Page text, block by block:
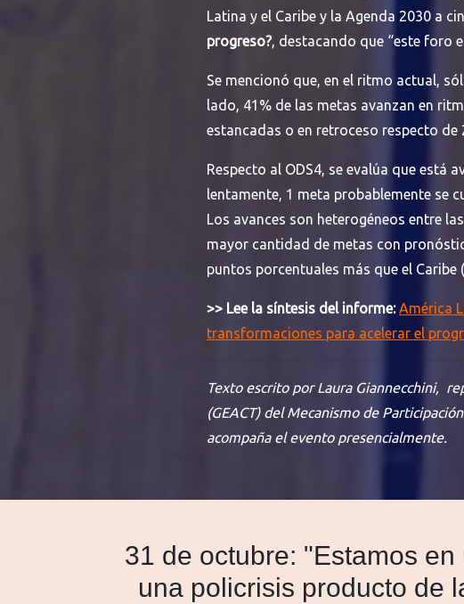
Latina y el Caribe y la Agenda 2030 a
progreso?, destacando que “este foro
Se mencionó que, en el ritmo actual,
lado, 41% de las metas avanzan en
estancadas o en retroceso respecto de
Respecto al ODS4, se evalúa que está
lentamente, 1 meta probablemente se
Los avances son heterogéneos entre
mayor cantidad de metas con
puntos porcentuales más que el Caribe
>> Lee la síntesis del informe: América
transformaciones para acelerar el
Texto escrito por Laura Giannecchini,
(GEACT) delMecanismo de
acompaña el evento presencialmente.
31 de octubre: "Estamos
una policrisis producto de